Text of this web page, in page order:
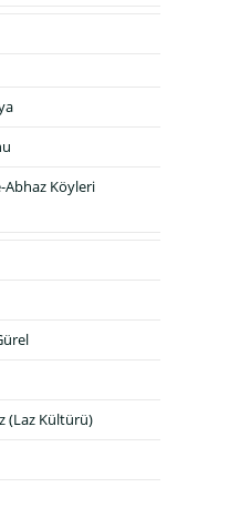
Köyleri
(Laz Kültürü)